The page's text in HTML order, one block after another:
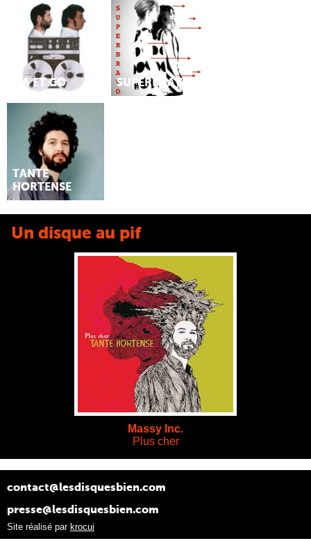
MA ET GO SUPERBRAVO
TANTE
HORTENSE
Un disque au pif
Massy Inc.
Plus cher
contact@lesdisquesbien.com
presse@lesdisquesbien.com
Site réalisé par krocui